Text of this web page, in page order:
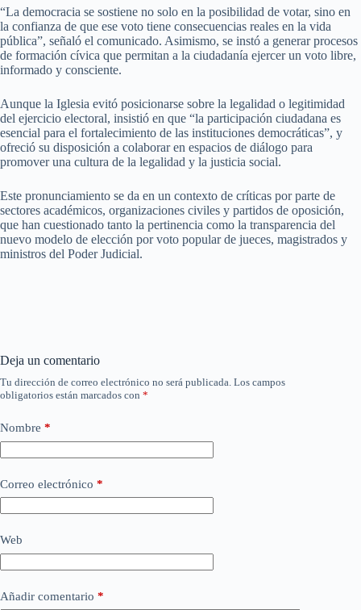
“La democracia se sostiene no solo en la posibilidad de votar, sino en
la confianza de que ese voto tiene consecuencias reales en la vida
pública”, señaló el comunicado. Asimismo, se instó a generar procesos
de formación cívica que permitan a la ciudadanía ejercer un voto libre,
informado y consciente.
Aunque la Iglesia evitó posicionarse sobre la legalidad o legitimidad
del ejercicio electoral, insistió en que “la participación ciudadana es
esencial para el fortalecimiento de las instituciones democráticas”, y
ofreció su disposición a colaborar en espacios de diálogo para
promover una cultura de la legalidad y la justicia social.
Este pronunciamiento se da en un contexto de críticas por parte de
sectores académicos, organizaciones civiles y partidos de oposición,
que han cuestionado tanto la pertinencia como la transparencia del
nuevo modelo de elección por voto popular de jueces, magistrados y
ministros del Poder Judicial.
Deja un comentario
Tu dirección de correo electrónico no será publicada. Los campos
obligatorios están marcados con *
Nombre *
Correo electrónico *
Web
Añadir comentario *